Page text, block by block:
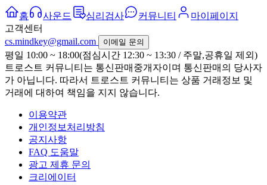
홈 사운드 심리검사 커뮤니티
마이페이지
고객센터
cs.mindkey@gmail.com
이메일 문의
평일 10:00 ~ 18:00(점심시간 12:30 ~ 13:30 / 주말,공휴일 제외)
트로스트 커뮤니티는 통신판매중개자이며 통신판매의 당사자
가 아닙니다. 따라서 트로스트 커뮤니티는 상품 거래정보 및
거래에 대하여 책임을 지지 않습니다.
이용약관
개인정보처리방침
공지사항
FAQ 도움말
광고 제휴 문의
크리에이터